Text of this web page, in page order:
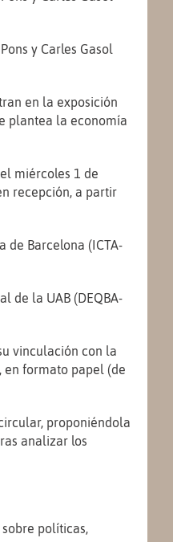
y Carles Gasol
en la exposición
plantea la economía
miércoles 1 de
recepción, a partir
de Barcelona (ICTA-
de la UAB (DEQBA-
vinculación con la
en formato papel (de
proponiéndola
analizar los
políticas,